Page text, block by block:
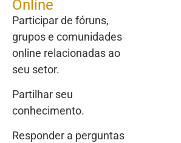
Online
Participar de fóruns,
grupos e comunidades
online relacionadas ao
seu setor.
Partilhar seu
conhecimento.
Responder a perguntas